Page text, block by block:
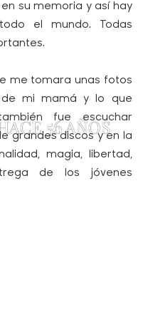
56 AÑOS
su memoria y así hay
el mundo. Todas
me tomara unas fotos
mi mamá y lo que
fue escuchar
grandes discos y en la
magia, libertad,
de los jóvenes